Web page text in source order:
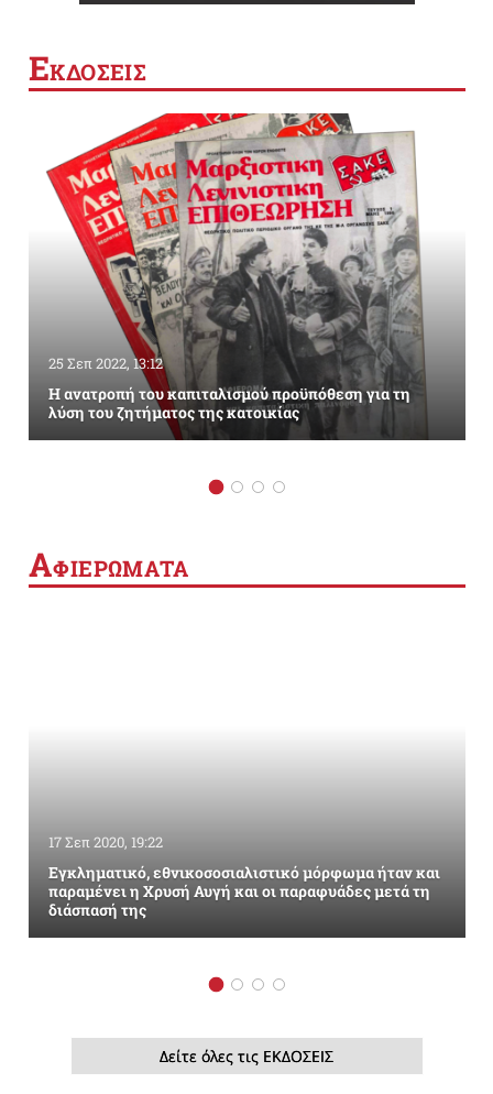
ΕΚΔΟΣΕΙΣ
25 Σεπ 2022, 13:12
Η ανατροπή του καπιταλισμού προϋπόθεση για τη
λύση του ζητήματος της κατοικίας
ΑΦΙΕΡΩΜΑΤΑ
17 Σεπ 2020, 19:22
Εγκληματικό, εθνικοσοσιαλιστικό μόρφωμα ήταν και
παραμένει η Χρυσή Αυγή και οι παραφυάδες μετά τη
διάσπασή της
Δείτε όλες τις ΕΚΔΟΣΕΙΣ